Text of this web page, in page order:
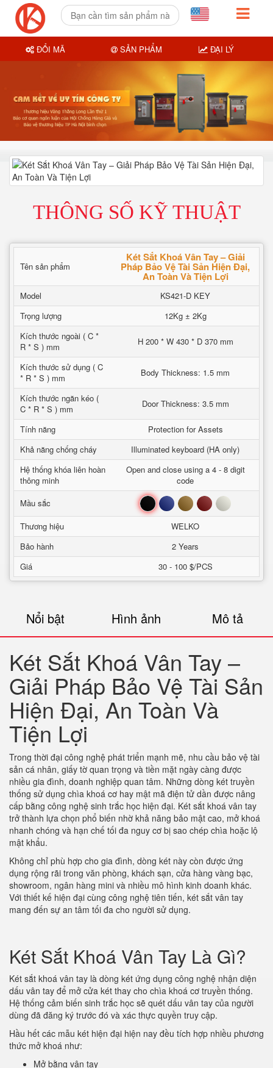
THÔNG SỐ KỸ THUẬT
Tên sản phẩm
Két Sắt Khoá Vân Tay – Giải
Pháp Bảo Vệ Tài Sản Hiện Đại,
An Toàn Và Tiện Lợi
Model
KS421-D KEY
Trọng lượng
12Kg ± 2Kg
Kích thước ngoài ( C *
R * S ) mm
H 200 * W 430 * D 370 mm
Kích thước sử dụng ( C
* R * S ) mm
Body Thickness: 1.5 mm
Kích thước ngăn kéo (
C * R * S ) mm
Door Thickness: 3.5 mm
Tính năng
Protection for Assets
Khả năng chống cháy
Illuminated keyboard (HA only)
Hệ thống khóa liên hoàn
thông minh
Open and close using a 4 - 8 digit
code
Mầu sắc
Đen Xanh Nâu Đỏ Trắng
Thương hiệu
WELKO
Bảo hành
2 Years
Giá
30 - 100 $/PCS
Nổi bật Hình ảnh Mô tả
Két Sắt Khoá Vân Tay –
Giải Pháp Bảo Vệ Tài Sản
Hiện Đại, An Toàn Và
Tiện Lợi
Trong thời đại công nghệ phát triển mạnh mẽ, nhu cầu bảo vệ tài
sản cá nhân, giấy tờ quan trọng và tiền mặt ngày càng được
nhiều gia đình, doanh nghiệp quan tâm. Những dòng két truyền
thống sử dụng chìa khoá cơ hay mật mã điện tử dần được nâng
cấp bằng công nghệ sinh trắc học hiện đại. Két sắt khoá vân tay
trở thành lựa chọn phổ biến nhờ khả năng bảo mật cao, mở khoá
nhanh chóng và hạn chế tối đa nguy cơ bị sao chép chìa hoặc lộ
mật khẩu.
Không chỉ phù hợp cho gia đình, dòng két này còn được ứng
dụng rộng rãi trong văn phòng, khách sạn, cửa hàng vàng bạc,
showroom, ngân hàng mini và nhiều mô hình kinh doanh khác.
Với thiết kế hiện đại cùng công nghệ tiên tiến, két sắt vân tay
mang đến sự an tâm tối đa cho người sử dụng.
Két Sắt Khoá Vân Tay Là Gì?
Két sắt khoá vân tay là dòng két ứng dụng công nghệ nhận diện
dấu vân tay để mở cửa két thay cho chìa khoá cơ truyền thống.
Hệ thống cảm biến sinh trắc học sẽ quét dấu vân tay của người
dùng đã đăng ký trước đó và xác thực quyền truy cập.
Hầu hết các mẫu két hiện đại hiện nay đều tích hợp nhiều phương
thức mở khoá như:
Mở bằng vân tay
ĐỔI MÃ SẢN PHẨM ĐẠI LÝ